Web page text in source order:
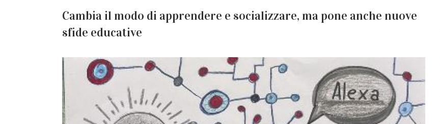
Cambia il modo di apprendere e socializzare, ma pone anche nuove
sfide educative